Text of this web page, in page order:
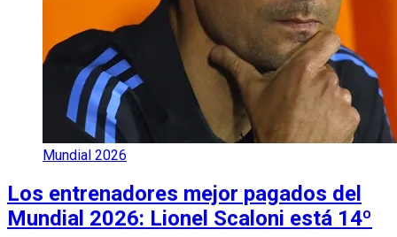
Mundial 2026
Los entrenadores mejor pagados del
Mundial 2026: Lionel Scaloni está 14º